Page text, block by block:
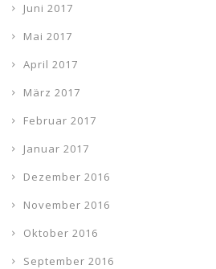
Juni 2017
Mai 2017
April 2017
März 2017
Februar 2017
Januar 2017
Dezember 2016
November 2016
Oktober 2016
September 2016